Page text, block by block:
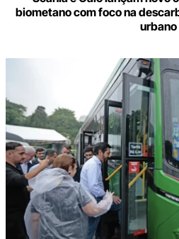
biometano com foco na
urbano